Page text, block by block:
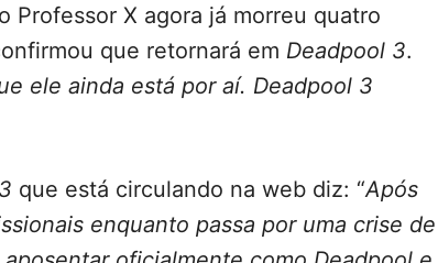
Professor X agora já morreu quatro
que retornará em Deadpool 3.
ele ainda está por aí. Deadpool 3
que está circulando na web diz: “Após
enquanto passa por uma crise de